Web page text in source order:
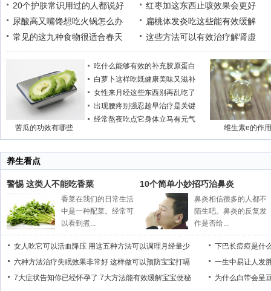
20个护肤常识用过的人都说好
尿酸高又嘴馋想吃火锅怎么办
常见的这九种食物很适合春天
红枣加这东西止咳效果会更好
扁桃体发炎吃这些能有效缓解
这些方法可以有效治疗解肾虚
苦瓜的功效有哪些
吃什么能够有效的补充胶原蛋白
白萝卜这样吃既健康美味又滋补
女性来月经这些东西别再乱吃了
出现腰疼别强忍趁早治疗是关键
经常熬夜吃点它身体立马有元气
维生素e的作用
养生看点
警惕 这类人不能吃香菜
香菜在我们的日常生活
中是一种配菜。经常可
以看到煮...
10个简单小妙招巧治鼻炎
鼻炎相信很多的人都不
陌生吧。鼻炎的反复发
作是否给...
女人吃它可以活血降压 用这五种方法可以调理月经量少
六种方法治疗失眠效果非常好 这样做可以预防宝宝打嗝
7大症状告知你已经怀孕了 7大方法能有效缓解宝宝便秘
下巴长痘痘是什
一生中易让人发
为什么白带会呈